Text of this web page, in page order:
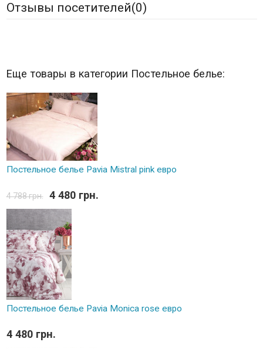
Отзывы посетителей(0)
Еще товары в категории Постельное белье:
Постельное белье Pavia Mistral pink евро
4 788 грн. 4 480 грн.
Постельное белье Pavia Monica rose евро
4 480 грн.